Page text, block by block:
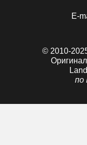
E-
© 2010-
по